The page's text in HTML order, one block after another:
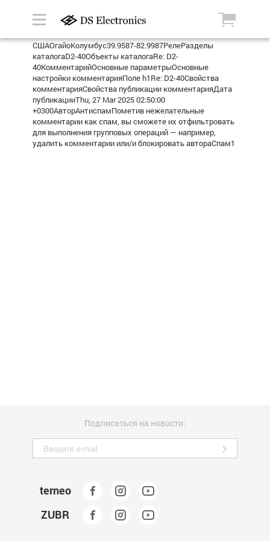
СШАОгайоКолумбус39.9587-82.9987РелеРазделы
каталогаD2-40Объекты каталогаRe: D2-
40КомментарийОсновные параметрыОсновные
настройки комментарияПоле h1Re: D2-40Свойства
комментарияСвойства публикации комментарияДата
публикацииThu, 27 Mar 2025 02:50:00
+0300АвторАнтиспамПометив нежелательные
комментарии как спам, вы сможете их отфильтровать
для выполнения групповых операций — например,
удалить комментарии или/и блокировать автораСпам1
Подписаться на новости:
terneo
ZUBR